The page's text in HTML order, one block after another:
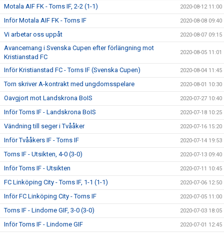
Motala AIF FK - Torns IF, 2-2 (1-1) 2020-08-12 11:00
Inför Motala AIF FK - Torns IF 2020-08-08 09:40
Vi arbetar oss uppåt 2020-08-07 09:15
Avancemang i Svenska Cupen efter förlängning mot
Kristianstad FC
2020-08-05 11:01
Inför Kristianstad FC - Torns IF (Svenska Cupen) 2020-08-04 11:45
Torn skriver A-kontrakt med ungdomsspelare 2020-08-01 10:30
Oavgjort mot Landskrona BoIS 2020-07-27 10:40
Inför Torns IF - Landskrona BoIS 2020-07-18 10:25
Vändning till seger i Tvååker 2020-07-16 15:20
Inför Tvååkers IF - Torns IF 2020-07-14 19:53
Torns IF - Utsikten, 4-0 (3-0) 2020-07-13 09:40
Inför Torns IF - Utsikten 2020-07-11 10:45
FC Linköping City - Torns IF, 1-1 (1-1) 2020-07-06 12:50
Inför FC Linköping City - Torns IF 2020-07-05 11:00
Torns IF - Lindome GIF, 3-0 (3-0) 2020-07-03 18:05
Inför Torns IF - Lindome GIF 2020-07-01 12:45